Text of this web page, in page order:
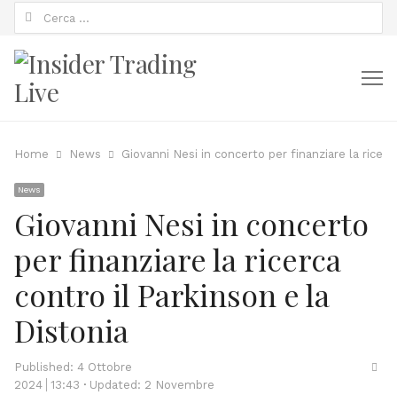
Ricerca
per:
Home News Giovanni Nesi in concerto per finanziare la
News
Giovanni Nesi in concerto
per finanziare la ricerca
contro il Parkinson e la
Distonia
Published: 4 Ottobre
2024
13:43
Updated: 2 Novembre